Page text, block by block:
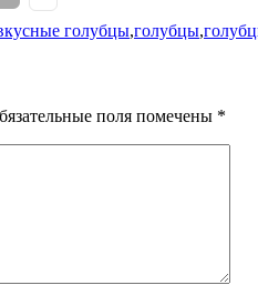
голубцы,голубцы,
поля помечены *